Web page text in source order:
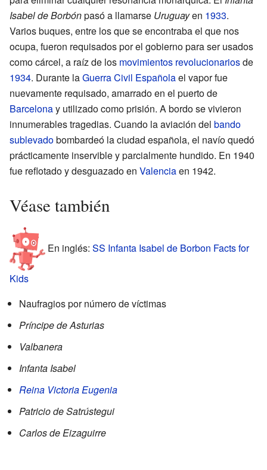
Isabel de Borbónpasó a llamarse Uruguayen 1933.
Varios buques, entre los que se encontraba el que nos
ocupa, fueron requisados por el gobierno para ser usados
como cárcel, a raíz de los movimientos revolucionariosde
1934. Durante laGuerra Civil Españolael vapor fue
nuevamente requisado, amarrado en el puerto de
Barcelonay utilizado como prisión. A bordo se vivieron
innumerables tragedias. Cuando la aviación del bando
sublevadobombardeó la ciudad española, el navío quedó
prácticamente inservible y parcialmente hundido. En 1940
fue reflotado y desguazado en Valenciaen 1942.
Véase también
En inglés: SS Infanta Isabel de Borbon Facts for
Kids
Naufragios por número de víctimas
Príncipe de Asturias
Valbanera
Infanta Isabel
Reina Victoria Eugenia
Patricio de Satrústegui
Carlos de Eizaguirre